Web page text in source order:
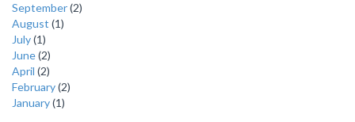
September(2)
August (1)
July(1)
June(2)
April (2)
February(2)
January(1)